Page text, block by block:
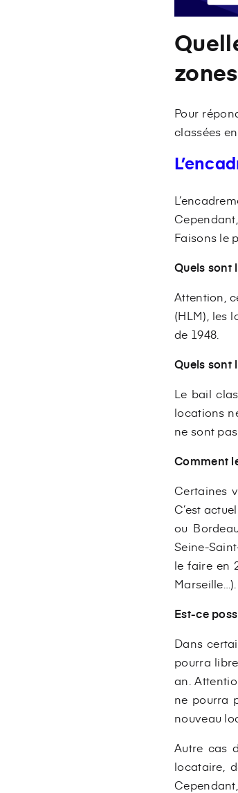
Pour
classées
Faisons le
Quels sont
Attention,
(HLM), les
de 1948.
Quels sont
Le bail
locations
ne sont
Comment
Certaines
C’est
ou
Seine-
le faire en
Marseille…).
Est-ce
Dans
pourra
an.
ne pourra
nouveau
Autre cas
locataire,